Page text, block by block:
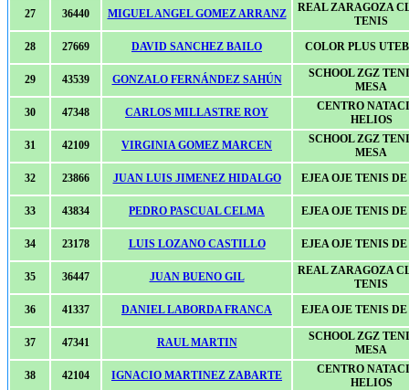
27
36440 MIGUEL ANGEL GOMEZ ARRANZ
REAL ZARAGOZA
TENIS
28
27669 DAVID SANCHEZ BAILO COLOR PLUS
29 43539 GONZALO FERNÁNDEZ SAHÚN
SCHOOL ZGZ
MESA
30
47348 CARLOS MILLASTRE ROY
CENTRO
HELIOS
31
42109 VIRGINIA GOMEZ MARCEN
SCHOOL ZGZ
MESA
32
23866 JUAN LUIS JIMENEZ HIDALGO EJEA OJE TENIS
33 43834 PEDRO PASCUAL CELMA EJEA OJE TENIS
34 23178 LUIS LOZANO CASTILLO EJEA OJE TENIS
35 36447 JUAN BUENO GIL
REAL ZARAGOZA
TENIS
36
41337 DANIEL LABORDA FRANCA EJEA OJE TENIS
37 47341 RAUL MARTIN
SCHOOL ZGZ
MESA
38
42104 IGNACIO MARTINEZ ZABARTE
CENTRO
HELIOS